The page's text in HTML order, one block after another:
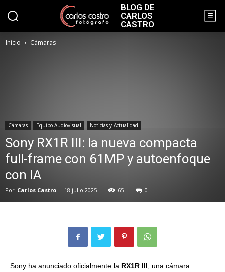
BLOG DE
CARLOS
CASTRO
Inicio Cámaras
Cámaras Equipo Audiovisual Noticias y Actualidad
Sony RX1R III: la nueva compacta
full-frame con 61MP y autoenfoque
con IA
Por Carlos Castro - 18 julio 2025 65 0
Sony ha anunciado oficialmente la RX1R III , una cámara